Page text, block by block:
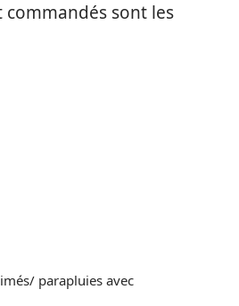
sont les
parapluies avec